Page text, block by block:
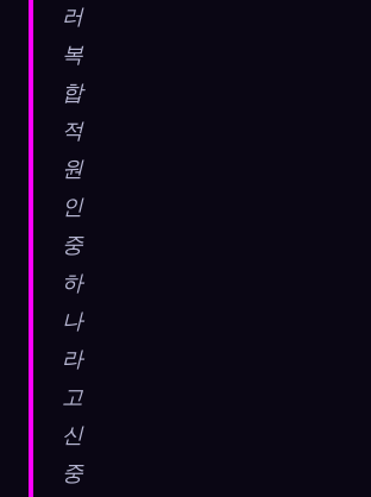
러
복
합
적
원
인
중
하
나
라
고
신
중